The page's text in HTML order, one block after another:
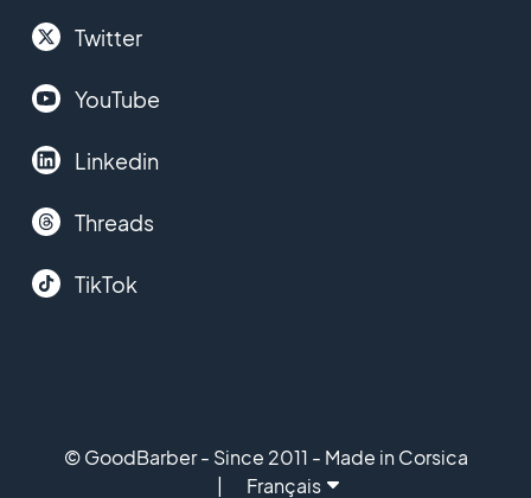
Twitter
YouTube
Linkedin
Threads
TikTok
© GoodBarber - Since 2011 - Made in Corsica
Français